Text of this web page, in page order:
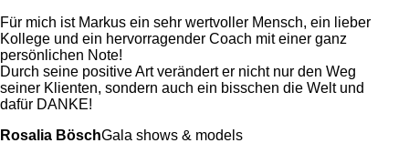
Für mich ist Markus ein sehr wertvoller Mensch, ein lieber
Kollege und ein hervorragender Coach mit einer ganz
persönlichen Note!
Durch seine positive Art verändert er nicht nur den Weg
seiner Klienten, sondern auch ein bisschen die Welt und
dafür DANKE!
Rosalia BöschGala shows & models